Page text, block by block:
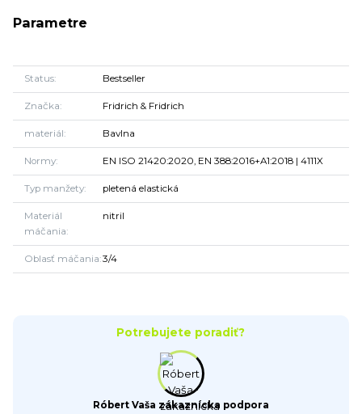
Parametre
Status Bestseller
Značka Fridrich & Fridrich
materiál Bavlna
Normy EN ISO 21420:2020, EN 388:2016+A1:2018 | 4111X
Typ manžety pletená elastická
Materiál
máčania
nitril
Oblasť máčania 3/4
Potrebujete poradiť?
Róbert Vaša zákaznícka podpora